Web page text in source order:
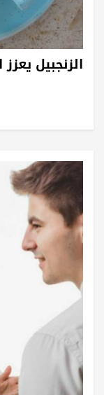
الزنجبيل